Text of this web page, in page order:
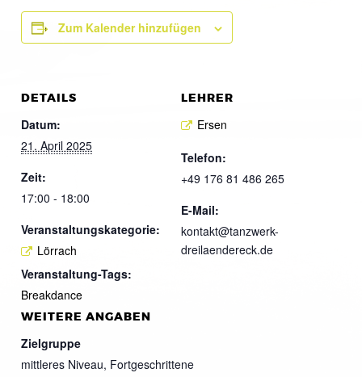
Zum Kalender hinzufügen
DETAILS
Datum:
21. April 2025
Zeit:
17:00 - 18:00
Veranstaltungskategorie:
Lörrach
Veranstaltung-Tags:
Breakdance
LEHRER
Ersen
Telefon:
+49 176 81 486 265
E-Mail:
kontakt@tanzwerk-
dreilaendereck.de
WEITERE ANGABEN
Zielgruppe
mittleres Niveau, Fortgeschrittene